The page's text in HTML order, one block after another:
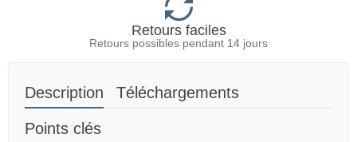
Retours faciles
Retours possibles pendant 14 jours
Description Téléchargements
Points clés